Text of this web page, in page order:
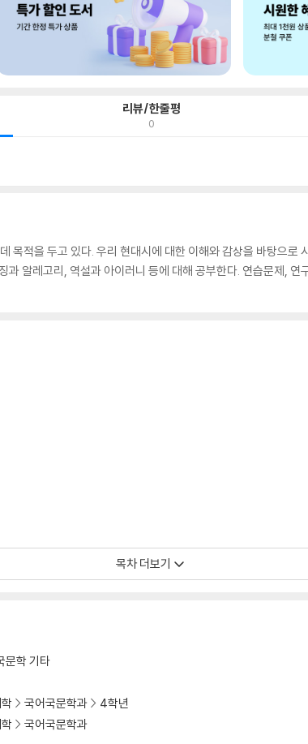
리뷰/한줄평
0
목적을 두고 있다. 우리 현대시에 대한 이해와 감상을 바탕으로
알레고리, 역설과 아이러니 등에 대해 공부한다. 연습문제, 연
목차 더보기
문학 기타
국어국문학과
4학년
국어국문학과